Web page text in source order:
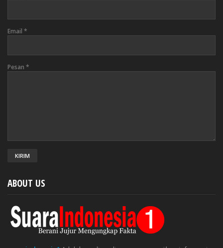
Email *
Pesan *
ABOUT US